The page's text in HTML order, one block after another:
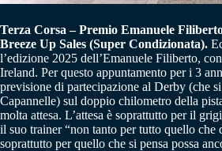
Terza Corsa – Premio Emanuele
Breeze Up Sales (Super Condizionata).
l’edizione 2025 dell’Emanuele Filiberto,
Ireland. Per questo appuntamento per i 3
previsione di partecipazione al Derby (che
Capannelle) sul doppio chilometro della
molta attesa. L’attesa è soprattutto per il
il suo trainer “non tanto per tutto quello che
soprattutto per quello che si pensa possa